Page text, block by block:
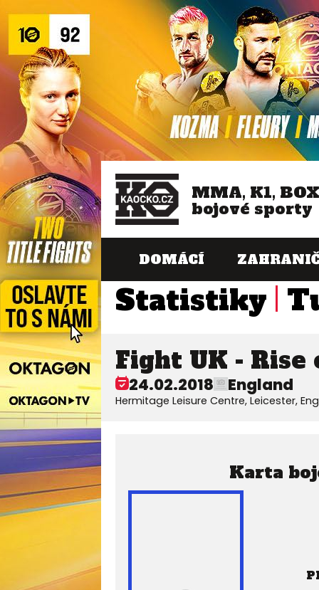
MMA, K1, BOX
bojové sporty
DOMÁCÍ
Statistiky
Fight UK -
24.02.2018 England
Hermitage Leisure Centre, Leicester,
Karta